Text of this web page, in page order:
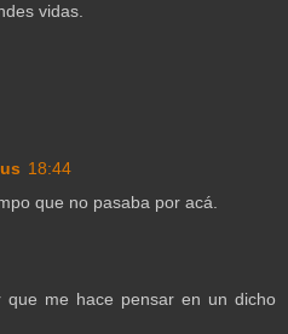
vidas.
18:44
que no pasaba por acá.
que me hace pensar en un dicho